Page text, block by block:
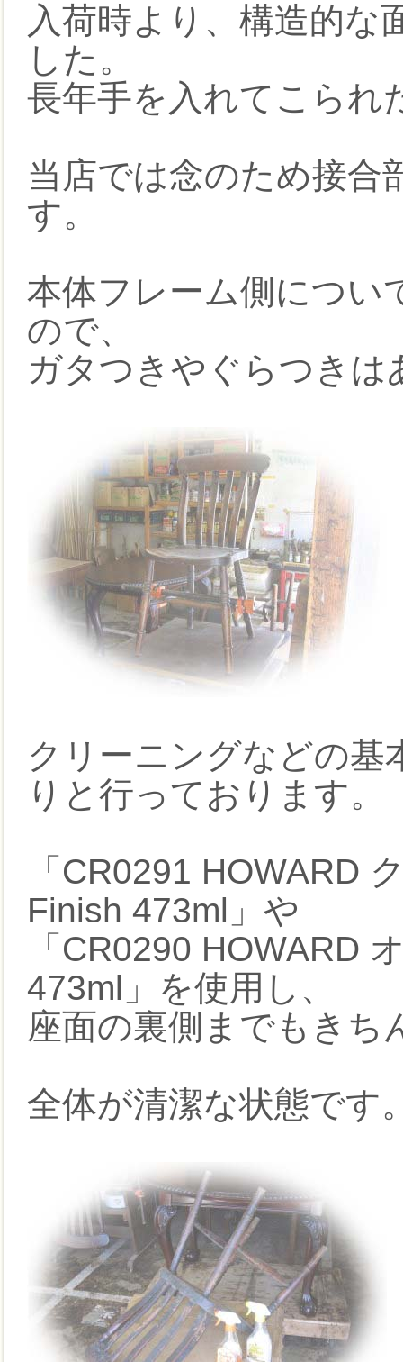
入荷時より、構造的な
した。
長年手を入れてこられ
当店では念のため接合
す。
本体フレーム側につい
ので、
ガタつきやぐらつきは
クリーニングなどの
りと行っております。
「CR0291 HOWARD
Finish 473ml」や
「CR0290 HOWARD
473ml」を使用し、
座面の裏側までもきち
全体が清潔な状態です